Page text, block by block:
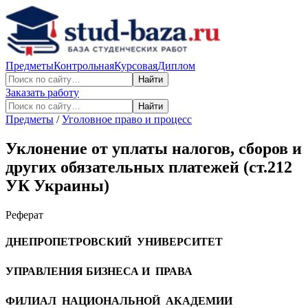
ПредметыКонтрольнаяКурсоваяДиплом
Найти
Заказать работу
Найти
Предметы /Уголовное право и процесс
Уклонение от уплаты налогов, сборов и
других обязательных платежей (ст.212
УК Украины)
Реферат
ДНЕПРОПЕТРОВСКИЙ УНИВЕРСИТЕТ
УПРАВЛЕНИЯ БИЗНЕСА И ПРАВА
ФИЛИАЛ НАЦИОНАЛЬНОЙ АКАДЕМИИ